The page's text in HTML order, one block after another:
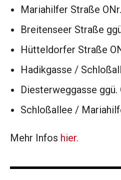
Mariahilfer Straße
Breitenseer Straße
Hütteldorfer Straße
Hadikgasse /
Diesterweggasse ggü.
Schloßallee /
Mehr Infos hier.